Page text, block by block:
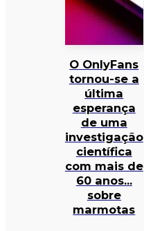
O OnlyFans
tornou-se a
última
esperança
de uma
investigação
científica
com mais de
60 anos…
sobre
marmotas